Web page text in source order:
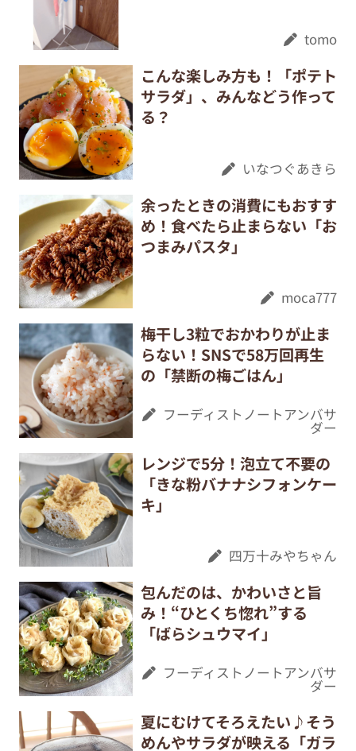
tomo
こんな楽しみ方も！「ポテト
サラダ」、みんなどう作って
る？
いなつぐあきら
余ったときの消費にもおすす
め！食べたら止まらない「お
つまみパスタ」
moca777
梅干し3粒でおかわりが止ま
らない！SNSで58万回再生
の「禁断の梅ごはん」
フーディストノートアンバサ
ダー
レンジで5分！泡立て不要の
「きな粉バナナシフォンケー
キ」
四万十みやちゃん
包んだのは、かわいさと旨
み！“ひとくち惚れ”する
「ばらシュウマイ」
フーディストノートアンバサ
ダー
夏にむけてそろえたい♪そう
めんやサラダが映える「ガラ